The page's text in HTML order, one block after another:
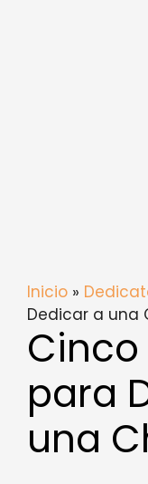
Inicio »
Dedicar a una
para
una